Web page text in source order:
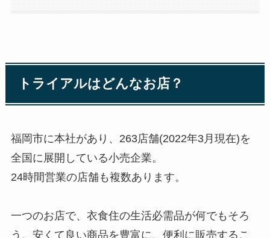
トライアルはどんなお店？
福岡市に本社があり、263店舗(2022年3月現在)を
全国に展開している小売企業。
24時間営業の店舗も複数あります。
一つのお店で、衣食住の生活必需品が何でもそろ
う、安くて良い商品を豊富に、便利に販売するこ